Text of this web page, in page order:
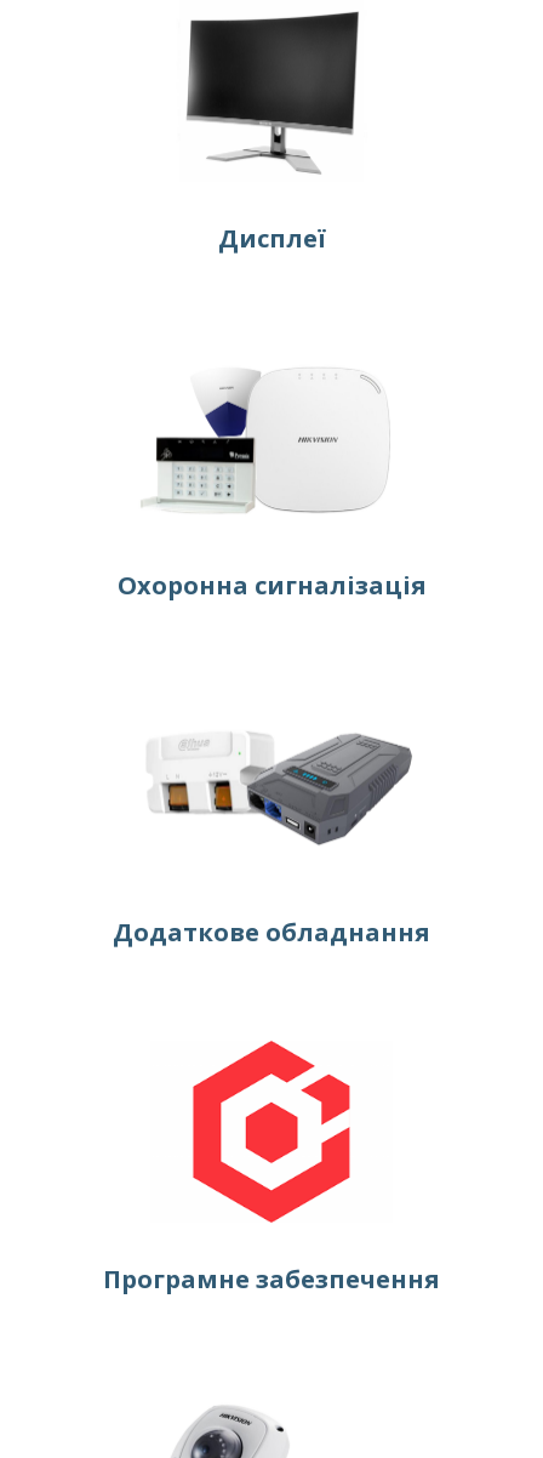
Дисплеї
Охоронна сигналізація
Додаткове обладнання
Програмне забезпечення